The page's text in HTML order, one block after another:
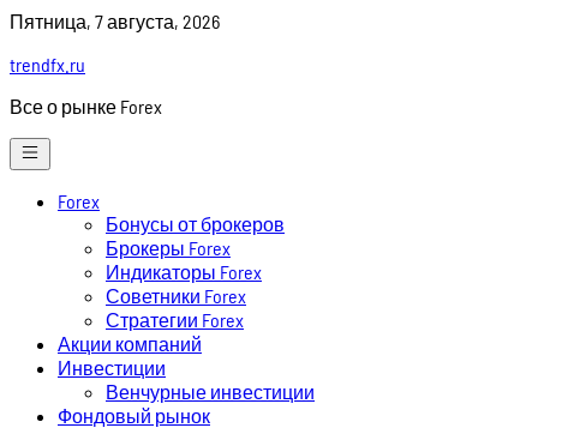
Skip
content
Пятница, 7 августа, 2026
trendfx.ru
Все о рынке Forex
Forex
Бонусы от брокеров
Брокеры Forex
Индикаторы Forex
Советники Forex
Стратегии Forex
Акции компаний
Инвестиции
Венчурные инвестиции
Фондовый рынок